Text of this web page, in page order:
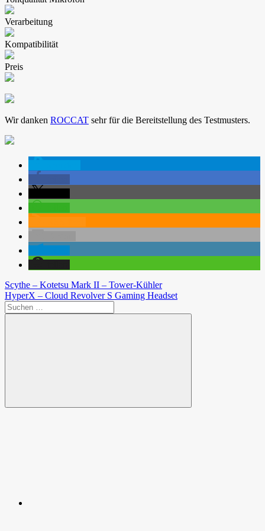
Verarbeitung
Kompatibilität
Preis
Wir danken ROCCAT sehr für die Bereitstellung des Testmusters.
Beitragsnavigation
Vorheriger
Beitrag:
Scythe – Kotetsu Mark II – Tower-Kühler
Nächster
Beitrag:
HyperX – Cloud Revolver S Gaming Headset
Suchen
nach:
Suchen